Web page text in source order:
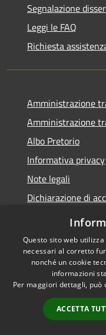
Segnalazione
Leggi le FAQ
Richiesta
Amministrazione
Amministrazione
Albo Pretorio
Informativa privacy
Note legali
Dichiarazione di
RSS
Accessibilità
Privacy
Mappa del sito
Questo sito web
necessari al corretto
nonché un cookie
informazioni
Per maggiori dettagli, può
ACCETTA